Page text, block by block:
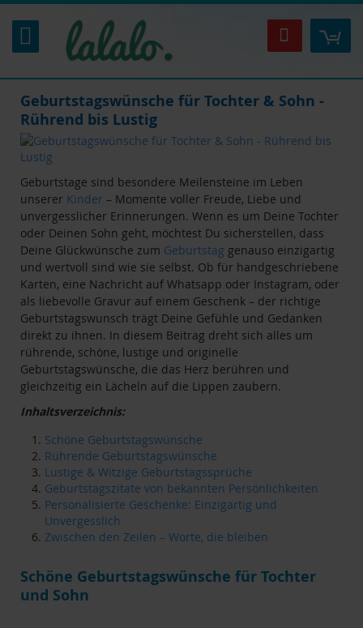
Inhalt
springen
Suche
Geburtstagswünsche für Tochter & Sohn -
Rührend bis Lustig
Geburtstage sind besondere Meilensteine im Leben
unserer Kinder – Momente voller Freude, Liebe und
unvergesslicher Erinnerungen. Wenn es um Deine Tochter
oder Deinen Sohn geht, möchtest Du sicherstellen, dass
Deine Glückwünsche zum Geburtstag genauso einzigartig
und wertvoll sind wie sie selbst. Ob für handgeschriebene
Karten, eine Nachricht auf Whatsapp oder Instagram, oder
als liebevolle Gravur auf einem Geschenk – der richtige
Geburtstagswunsch trägt Deine Gefühle und Gedanken
direkt zu ihnen. In diesem Beitrag dreht sich alles um
rührende, schöne, lustige und originelle
Geburtstagswünsche, die das Herz berühren und
gleichzeitig ein Lächeln auf die Lippen zaubern.
Inhaltsverzeichnis:
Schöne Geburtstagswünsche
Rührende Geburtstagswünsche
Lustige & Witzige Geburtstagssprüche
Geburtstagszitate von bekannten Persönlichkeiten
Personalisierte Geschenke: Einzigartig und
Unvergesslich
Zwischen den Zeilen – Worte, die bleiben
Schöne Geburtstagswünsche für Tochter
und Sohn